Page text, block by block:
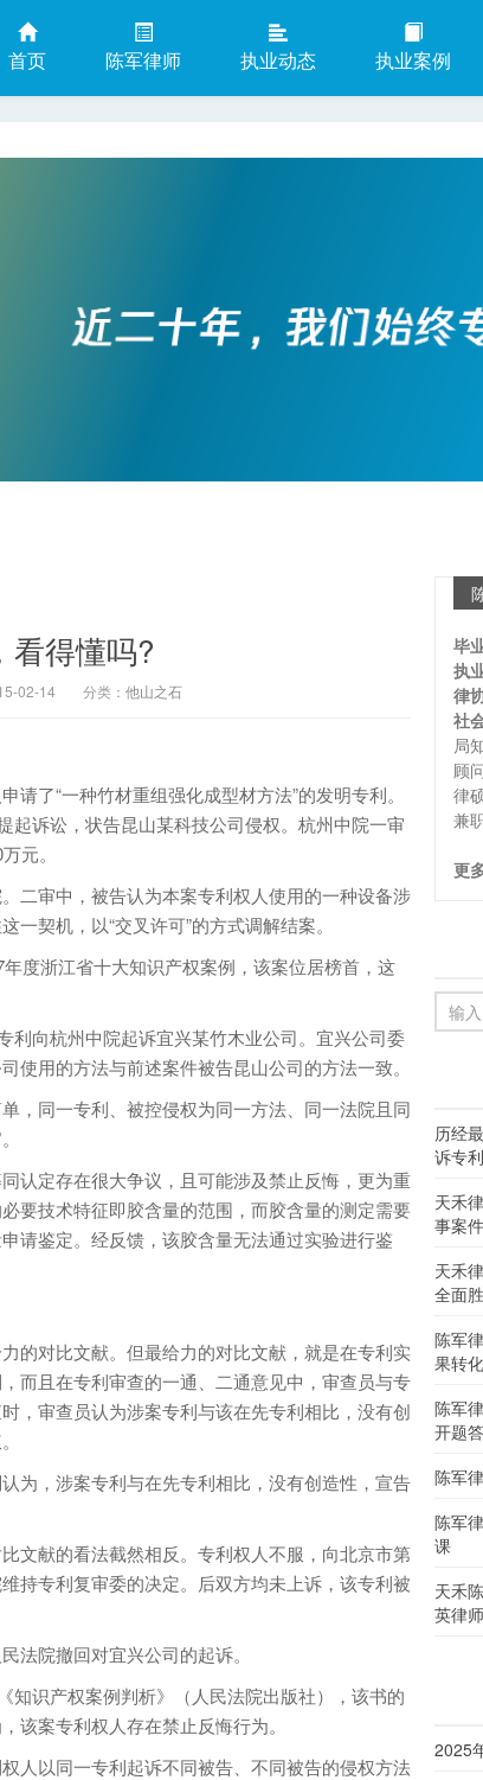
首页 陈军律师 执业动态 执业案例
看得懂吗?
02-14 分类： 他山之石
了“一种竹材重组强化成型材方法”的发明专利。
起诉讼，状告昆山某科技公司侵权。杭州中院一审
元。
审中，被告认为本案专利权人使用的一种设备涉
契机，以“交叉许可”的方式调解结案。
度浙江省十大知识产权案例，该案位居榜首，这
向杭州中院起诉宜兴某竹木业公司。宜兴公司委
使用的方法与前述案件被告昆山公司的方法一致。
同一专利、被控侵权为同一方法、同一法院且同
定存在很大争议，且可能涉及禁止反悔，更为重
要技术特征即胶含量的范围，而胶含量的测定需要
请鉴定。经反馈，该胶含量无法通过实验进行鉴
对比文献。但最给力的对比文献，就是在专利实
而且在专利审查的一通、二通意见中，审查员与专
，审查员认为涉案专利与该在先专利相比，没有创
，涉案专利与在先专利相比，没有创造性，宣告
献的看法截然相反。专利权人不服，向北京市第
持专利复审委的决定。后双方均未上诉，该专利被
院撤回对宜兴公司的起诉。
识产权案例判析》（人民法院出版社），该书的
该案专利权人存在禁止反悔行为。
以同一专利起诉不同被告、不同被告的侵权方法
毕
执
律
社
局
顾
律
兼
更
历经
诉专
天禾
事案件
天禾
全面
陈军
果转
陈军
开题
陈军
陈军
课
天禾
英律
2025